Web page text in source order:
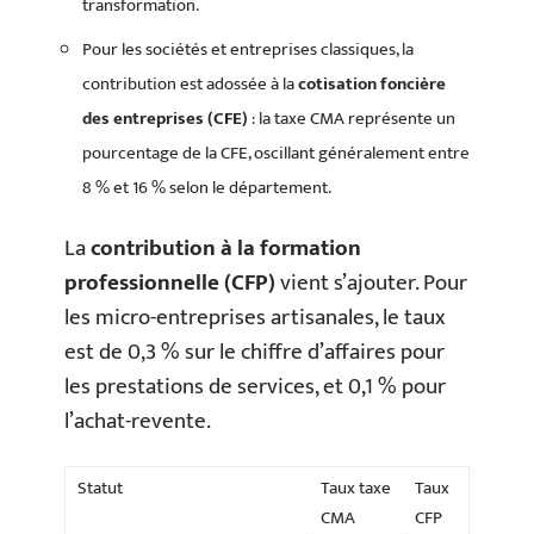
Pour les sociétés et entreprises classiques, la
contribution est adossée à lacotisation foncière
des entreprises (CFE): la taxe CMA représente un
pourcentage de la CFE, oscillant généralement entre
8 % et 16 % selon le département.
Lacontribution à la formation
professionnelle (CFP)vient s’ajouter. Pour
les micro-entreprises artisanales, le taux
est de 0,3 % sur le chiffre d’affaires pour
les prestations de services, et 0,1 % pour
l’achat-revente.
Statut
Taux taxe
CMA
Taux
CFP